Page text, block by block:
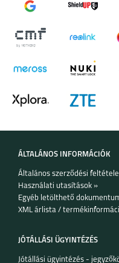
MOTOROLA MOTO
MOTOROLA
MOTOROLA EDGE 30
5G
MOTO G62
ÁLTALÁNOS INFORMÁCIÓK
Általános szerződési
Használati utasítások »
Egyéb letölthető
XML árlista /
JÓTÁLLÁSI ÜGYINTÉZÉS
Jótállási ügyintézés -